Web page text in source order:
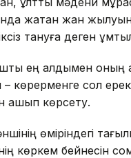
жатқан жан
тануға деген
ең алдымен оның
– көрерменге сол
ашып көрсету.
өміріндегі
көркем